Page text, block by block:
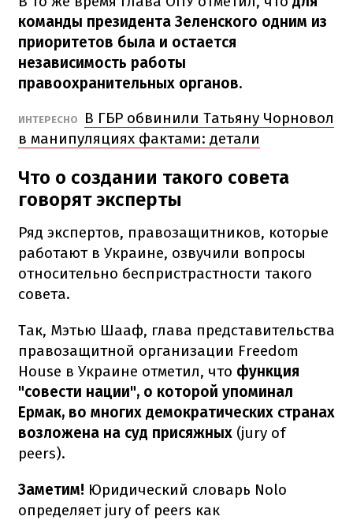
команды президента Зеленского одним из
приоритетов была и остается
независимость работы
правоохранительных органов.
​ИНТЕРЕСНО
В ГБР обвинили Татьяну Чорновол
в манипуляциях фактами: детали
Что о создании такого совета
говорят эксперты
Ряд экспертов, правозащитников, которые
работают в Украине, озвучили вопросы
относительно беспристрастности такого
совета.
Так, Мэтью Шааф, глава представительства
правозащитной организации Freedom
House в Украине отметил, что функция
"совести нации", о которой упоминал
Ермак, во многих демократических странах
возложена на суд присяжных (jury of
peers).
Заметим! Юридический словарь Nolo
определяет jury of peers как